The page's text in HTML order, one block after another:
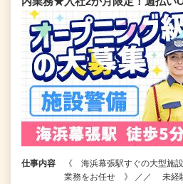
仕事内容
《 海浜幕張駅すぐの大型施
業務をお任せ 》 ／／ 未経